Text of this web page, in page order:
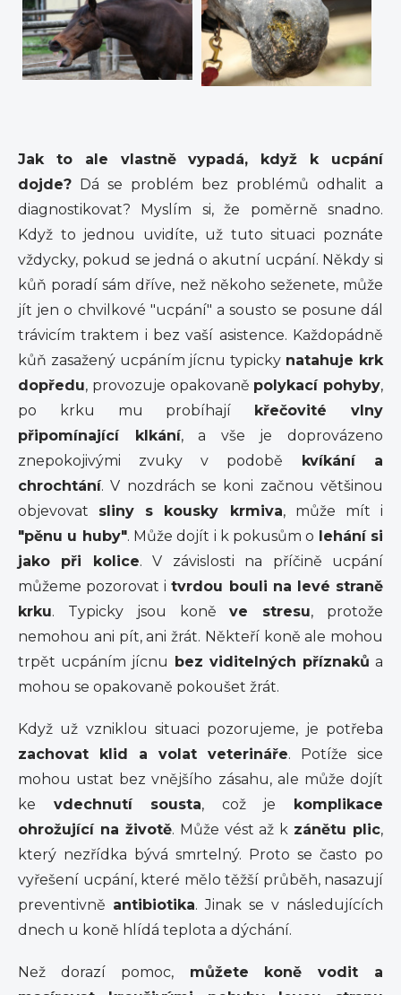
Jak to ale vlastně vypadá, když k ucpání
dojde? Dá se problém bez problémů odhalit a
diagnostikovat? Myslím si, že poměrně snadno.
Když to jednou uvidíte, už tuto situaci poznáte
vždycky, pokud se jedná o akutní ucpání. Někdy si
kůň poradí sám dříve, než někoho seženete, může
jít jen o chvilkové "ucpání" a sousto se posune dál
trávicím traktem i bez vaší asistence. Každopádně
kůň zasažený ucpáním jícnu typicky natahuje krk
dopředu, provozuje opakovaně polykací pohyby,
po krku mu probíhají křečovité vlny
připomínající klkání, a vše je doprovázeno
znepokojivými zvuky v podobě kvíkání a
chrochtání. V nozdrách se koni začnou většinou
objevovat sliny s kousky krmiva, může mít i
"pěnu u huby". Může dojít i k pokusům o lehání si
jako při kolice. V závislosti na příčině ucpání
můžeme pozorovat itvrdou bouli na levé straně
krku. Typicky jsou koněve stresu, protože
nemohou ani pít, ani žrát. Někteří koně ale mohou
trpět ucpáním jícnu bez viditelných příznaků a
mohou se opakovaně pokoušet žrát.
Když už vzniklou situaci pozorujeme, je potřeba
zachovat klid a volat veterináře. Potíže sice
mohou ustat bez vnějšího zásahu, ale může dojít
ke vdechnutí sousta, což je komplikace
ohrožující na životě. Může vést až k zánětu plic,
který nezřídka bývá smrtelný. Proto se často po
vyřešení ucpání, které mělo těžší průběh, nasazují
preventivně antibiotika. Jinak se v následujících
dnech u koně hlídá teplota a dýchání.
Než dorazí pomoc,můžete koně vodit a